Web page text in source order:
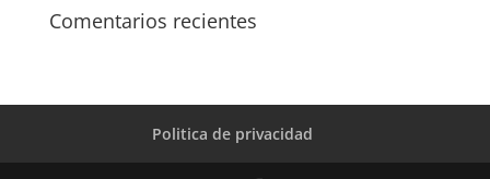
Comentarios recientes
Politica de privacidad